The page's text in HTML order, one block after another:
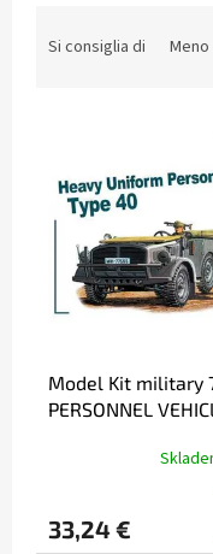
t
Si consiglia di
i
Model Kit military
PERSONNEL
33,24 €